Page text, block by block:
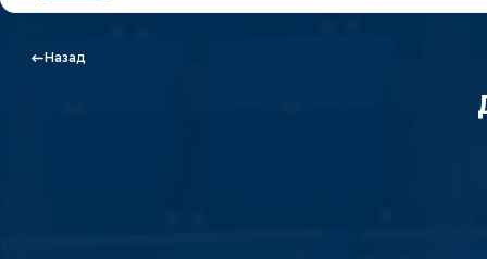
Хайлайты
Интернет-
Назад